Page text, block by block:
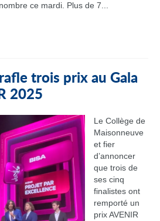
ce mardi. Plus de 7...
trois prix au Gala
2025
Le Collège de
Maisonneuve
et fier
d’annoncer
que trois de
ses cinq
finalistes ont
remporté un
prix AVENIR